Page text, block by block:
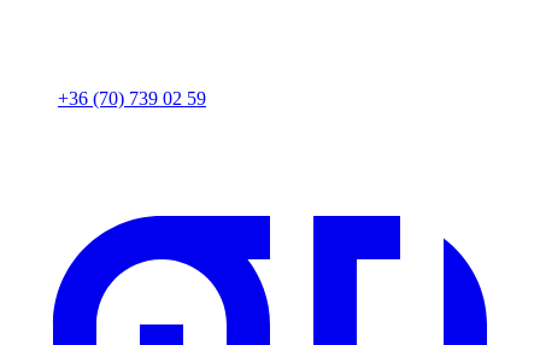
+36 (70) 739 02 59